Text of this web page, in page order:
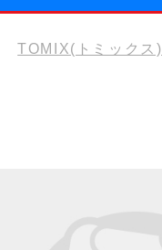
TOMIX(トミックス)